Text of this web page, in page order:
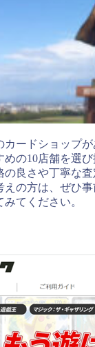
カードショップ
の10店舗を選び
良さや丁寧な
えの方は、ぜひ
てください。